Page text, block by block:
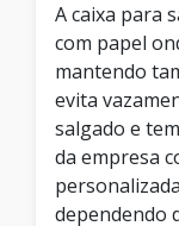
A caixa para
com papel
mantendo
evita
salgado e
da empresa
dependendo